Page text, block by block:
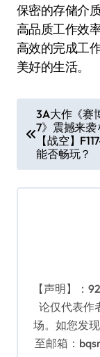
保密的存储介
高品质工作效
高效的完成工
美好的生活。
章
3A大作《赛
7》震撼来袭
【战空】
能否畅玩？
【声明】：
论仅代表作
场。如您发
至邮箱：